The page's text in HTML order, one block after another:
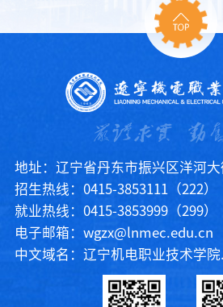
与实践参考。后
推进课题研究进
有实践价值的研
附：立项名单序
人1乡村振兴背
地址：辽宁省丹东市振兴区洋河大
招生热线：0415-3853111（222）
就业热线：0415-3853999（299）
电子邮箱：wgzx@lnmec.edu.cn
中文域名：辽宁机电职业技术学院